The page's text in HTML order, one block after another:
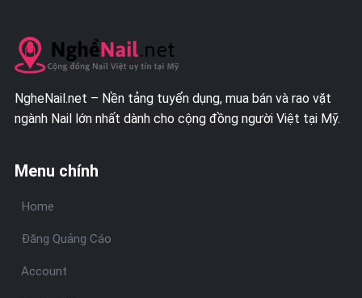
NgheNail.net – Nền tảng tuyển dụng, mua bán và rao vặt
ngành Nail lớn nhất dành cho cộng đồng người Việt tại Mỹ.
Menu chính
Home
Đăng Quảng Cáo
Account